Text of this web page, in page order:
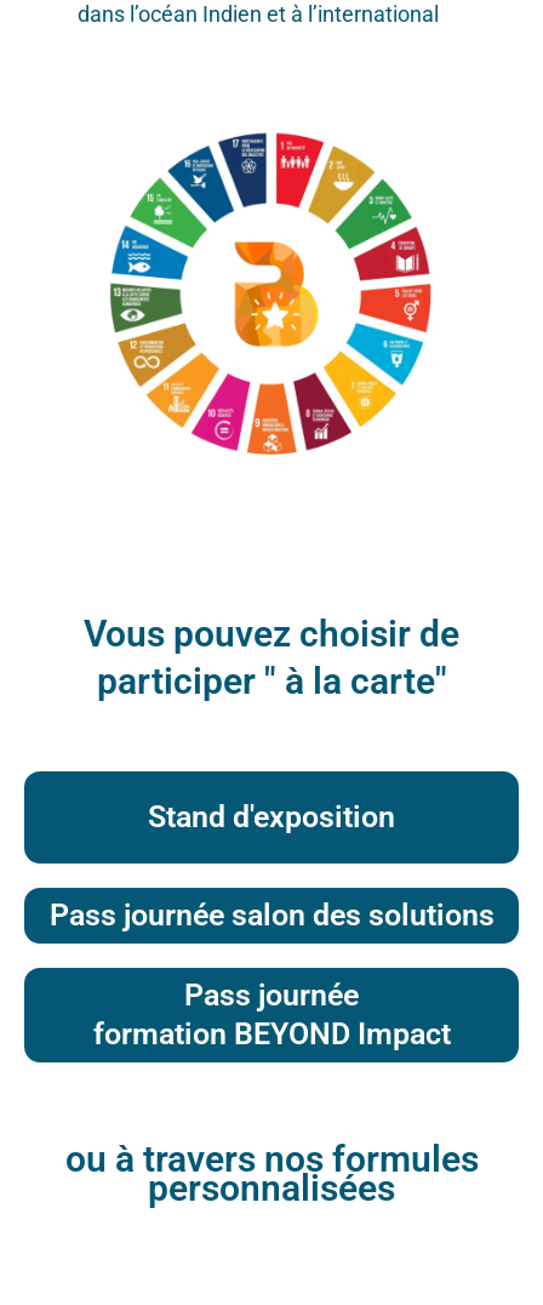
dans l’océan Indien et à l’international
Vous pouvez choisir de
participer " à la carte"
Stand d'exposition
Pass journée salon des solutions
Pass journée
formation BEYOND Impact
ou à travers nos formules
personnalisées